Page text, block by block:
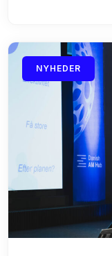
NYHEDER